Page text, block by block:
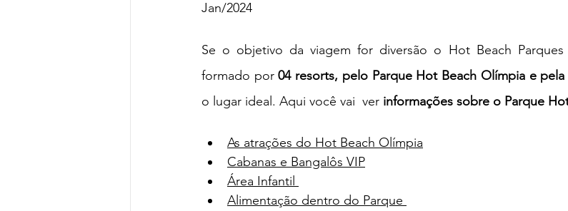
Turismo de Sol e Mar
Jan/2024
Se o objetivo da viagem for diversão o Hot Beach
formado por 04 resorts, pelo Parque Hot Beach Olímpia e pela
o lugar ideal. Aqui você vai  ver informações sobre o Parque
As atrações do Hot Beach Olímpia
Cabanas e Bangalôs VIP
Área Infantil
Alimentação dentro do Parque